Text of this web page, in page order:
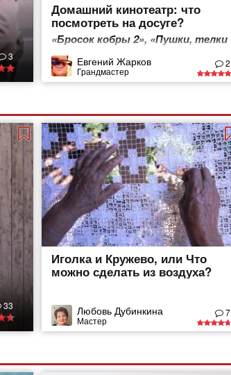
3
Домашний кинотеатр: что
посмотреть на досуге?
«Бросок кобры 2», «Пушки, телки
и азарт» и не только
Евгений Жарков
Грандмастер
2
33
Иголка и Кружево, или Что
можно сделать из воздуха?
Любовь Дубинкина
Мастер
7